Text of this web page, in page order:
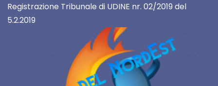
Registrazione Tribunale di UDINE nr. 02/2019 del
5.2.2019